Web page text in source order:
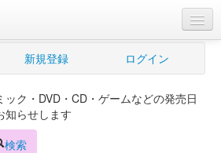
新規登録 ログイン
ク・DVD・CD・ゲームなどの発売日
知らせします
検索